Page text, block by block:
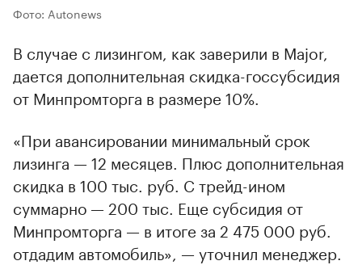
Фото: Autonews
В случае с лизингом, как заверили в Major,
дается дополнительная скидка-госсубсидия
от Минпромторга в размере 10%.
«При авансировании минимальный срок
лизинга — 12 месяцев. Плюс дополнительная
скидка в 100 тыс. руб. С трейд-ином
суммарно — 200 тыс. Еще субсидия от
Минпромторга — в итоге за 2 475 000 руб.
отдадим автомобиль», — уточнил менеджер.